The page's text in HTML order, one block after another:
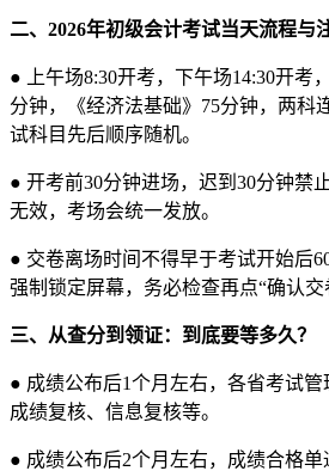
二、2026年初级会计考试当天流程与
● 上午场8:30开考，下午场14:30开考
分钟，《经济法基础》75分钟，两科
试科目先后顺序随机。
● 开考前30分钟进场，迟到30分钟禁
无效，考场会统一发放。
● 交卷离场时间不得早于考试开始后
强制锁定屏幕，务必检查再点“确认交
三、从查分到领证：到底要等多久？
● 成绩公布后1个月左右，各省考试管
成绩复核、信息复核等。
● 成绩公布后2个月左右，成绩合格单